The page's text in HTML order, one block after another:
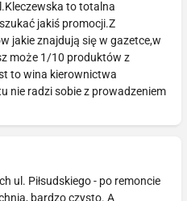
to totalna
jakiś promocji.Z
jakie znajdują się w gazetce,w
może 1/10 produktów z
to wina kierownictwa
nie radzi sobie z prowadzeniem
ul. Piłsudskiego - po remoncie
bardzo czysto. A